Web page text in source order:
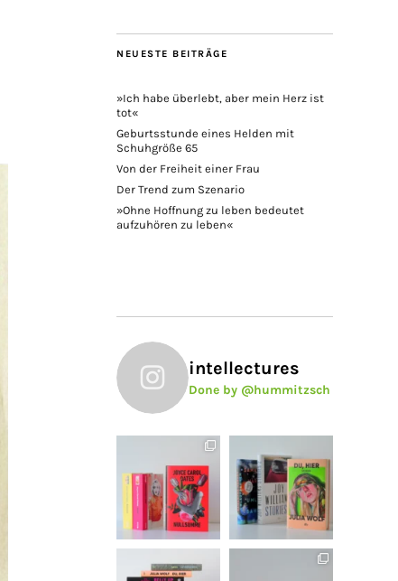
NEUESTE BEITRÄGE
»Ich habe überlebt, aber mein Herz ist
tot«
Geburtsstunde eines Helden mit
Schuhgröße 65
Von der Freiheit einer Frau
Der Trend zum Szenario
»Ohne Hoffnung zu leben bedeutet
aufzuhören zu leben«
intellectures
Done by @hummitzsch